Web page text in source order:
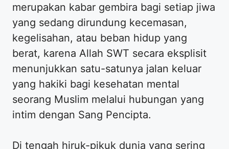
merupakan kabar gembira bagi setiap jiwa
yang sedang dirundung kecemasan,
kegelisahan, atau beban hidup yang
berat, karena Allah SWT secara eksplisit
menunjukkan satu-satunya jalan keluar
yang hakiki bagi kesehatan mental
seorang Muslim melalui hubungan yang
intim dengan Sang Pencipta.
Di tengah hiruk-pikuk dunia yang sering